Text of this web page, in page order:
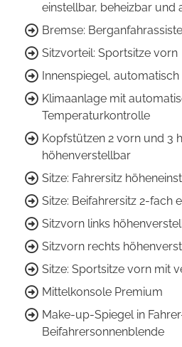
einstellbar, beheizbar und
Bremse:
Sitzvorteil: Sportsitze vorn
Innenspiegel,
Klimaanlage mit
Temperaturkontrolle
Kopfstützen 2 vorn und 3
höhenverstellbar
Sitze: Fahrersitz
Sitze: Beifahrersitz 2-fach
Sitzvorn links
Sitzvorn rechts
Sitze: Sportsitze vorn mit
Mittelkonsole Premium
Make-up-Spiegel in
Beifahrersonnenblende